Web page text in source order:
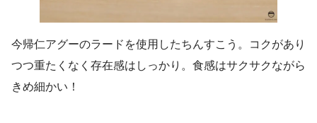
今帰仁アグーのラードを使用したちんすこう。コクがあり
つつ重たくなく存在感はしっかり。食感はサクサクながら
きめ細かい！